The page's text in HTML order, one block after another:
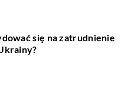
się na zatrudnienie